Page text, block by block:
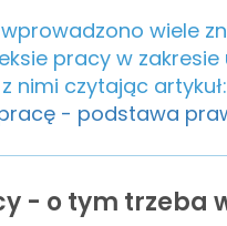
wiele
pracy w
nimi czytając artykuł:
- podstawa
- o tym trzeba